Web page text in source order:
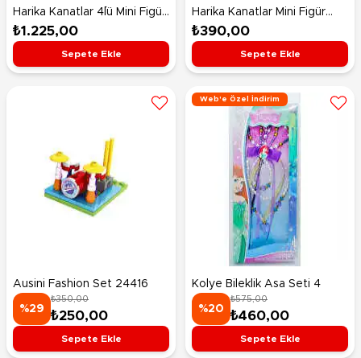
Harika Kanatlar 4´lü Mini Figür
Seti (Astra. Jett. Donnie.
Grand Albert)
₺1.225,00
Sepete Ekle
Harika Kanatlar Mini Figür
Poppa Wheels
₺390,00
Sepete Ekle
Ausini Fashion Set 24416
%29
₺350,00
₺250,00
Sepete Ekle
Web'e Özel İndirim
Kolye Bileklik Asa Seti 4
%20
₺575,00
₺460,00
Sepete Ekle